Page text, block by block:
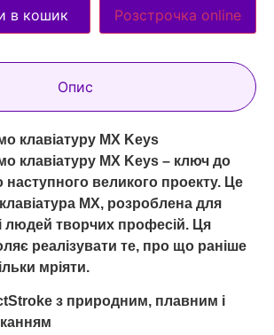
в кошик Розстрочка online
Опис
клавіатуру MX Keys
клавіатуру MX Keys – ключ до
наступного великого проекту. Це
MX, розроблена для
і людей творчих професій. Ця
реалізувати те, про що раніше
мріяти.
з природним, плавним і